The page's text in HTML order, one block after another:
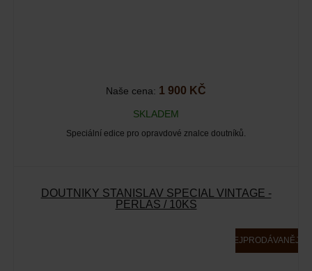
Naše cena: 1 900 KČ
SKLADEM
Speciální edice pro opravdové znalce doutníků.
DOUTNÍKY STANISLAV SPECIAL VINTAGE -
PERLAS / 10KS
NEJPRODÁVANĚJŠÍ